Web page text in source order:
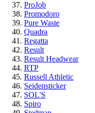
ProJob
Promodoro
Pure Waste
Quadra
Regatta
Result
Result Headwear
RTP
Russell Athletic
Seidensticker
SOL'S
Spiro